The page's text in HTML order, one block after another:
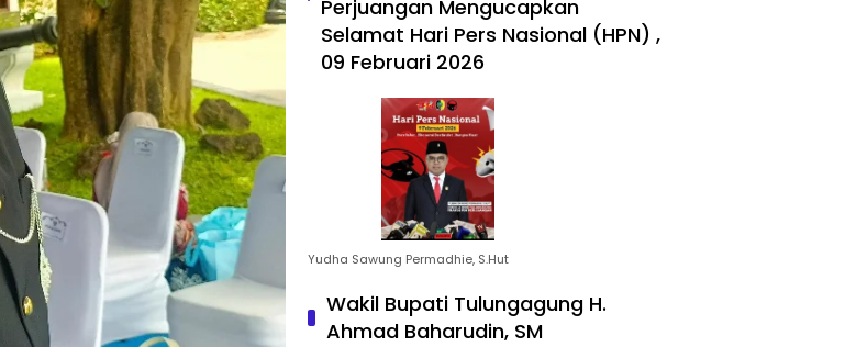
Perjuangan Mengucapkan
Selamat Hari Pers Nasional (HPN) ,
09 Februari 2026
Yudha Sawung Permadhie, S.Hut
Wakil Bupati Tulungagung H.
Ahmad Baharudin, SM